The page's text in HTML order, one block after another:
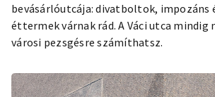
bevásárlóutcája: divatboltok, impozáns
éttermek várnak rád. A Váci utca mindig
városi pezsgésre számíthatsz.